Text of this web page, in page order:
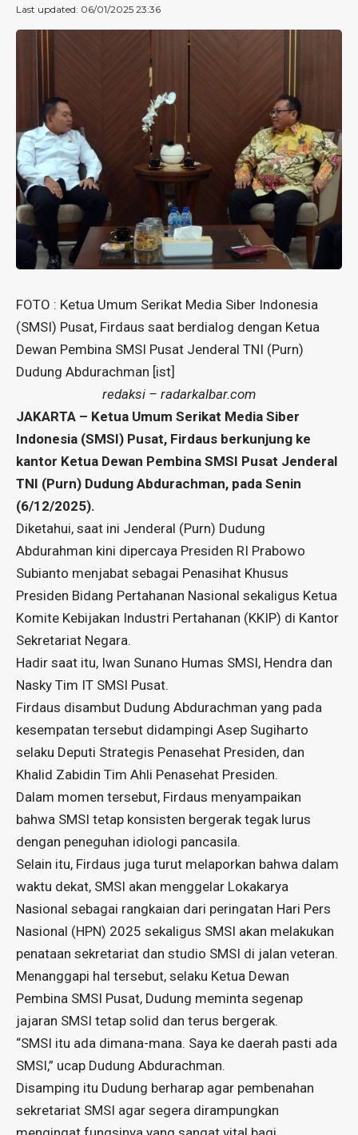
Last updated: 06/01/2025 23:36
FOTO : Ketua Umum Serikat Media Siber Indonesia
(SMSI) Pusat, Firdaus saat berdialog dengan Ketua
Dewan Pembina SMSI Pusat Jenderal TNI (Purn)
Dudung Abdurachman [ist]
redaksi – radarkalbar.com
JAKARTA – Ketua Umum Serikat Media Siber
Indonesia (SMSI) Pusat, Firdaus berkunjung ke
kantor Ketua Dewan Pembina SMSI Pusat Jenderal
TNI (Purn) Dudung Abdurachman, pada Senin
(6/12/2025).
Diketahui, saat ini Jenderal (Purn) Dudung
Abdurahman kini dipercaya Presiden RI Prabowo
Subianto menjabat sebagai Penasihat Khusus
Presiden Bidang Pertahanan Nasional sekaligus Ketua
Komite Kebijakan Industri Pertahanan (KKIP) di Kantor
Sekretariat Negara.
Hadir saat itu, Iwan Sunano Humas SMSI, Hendra dan
Nasky Tim IT SMSI Pusat.
Firdaus disambut Dudung Abdurachman yang pada
kesempatan tersebut didampingi Asep Sugiharto
selaku Deputi Strategis Penasehat Presiden, dan
Khalid Zabidin Tim Ahli Penasehat Presiden.
Dalam momen tersebut, Firdaus menyampaikan
bahwa SMSI tetap konsisten bergerak tegak lurus
dengan peneguhan idiologi pancasila.
Selain itu, Firdaus juga turut melaporkan bahwa dalam
waktu dekat, SMSI akan menggelar Lokakarya
Nasional sebagai rangkaian dari peringatan Hari Pers
Nasional (HPN) 2025 sekaligus SMSI akan melakukan
penataan sekretariat dan studio SMSI di jalan veteran.
Menanggapi hal tersebut, selaku Ketua Dewan
Pembina SMSI Pusat, Dudung meminta segenap
jajaran SMSI tetap solid dan terus bergerak.
“SMSI itu ada dimana-mana. Saya ke daerah pasti ada
SMSI,” ucap Dudung Abdurachman.
Disamping itu Dudung berharap agar pembenahan
sekretariat SMSI agar segera dirampungkan